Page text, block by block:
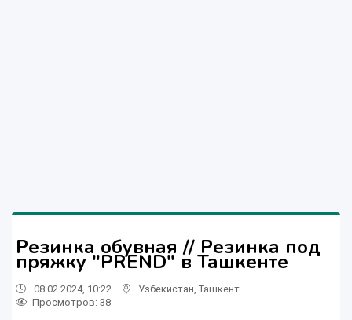
Резинка обувная // Резинка под
пряжку "PREND" в Ташкенте
08.02.2024, 10:22 Узбекистан Ташкент
Просмотров: 38